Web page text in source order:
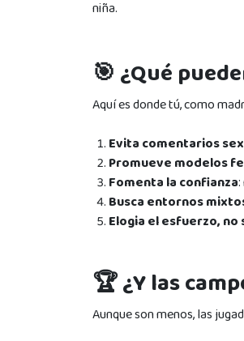
niña.
🎯 ¿Qué
Aquí es donde tú, como
Evita comentarios
Promueve modelos
Fomenta la confianza:
Busca entornos
Elogia el esfuerzo,
🏆 ¿Y las
Aunque son menos, las